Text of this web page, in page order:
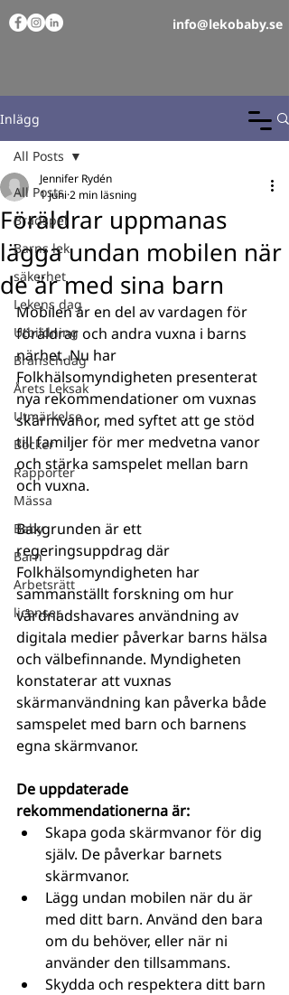
info@lekobaby.se
Inlägg
All Posts
Brädspel
Barns lek
säkerhet
Lekens dag
Utbildning
Branschdag
Årets Leksak
Utmärkelse
Böcker
Rapporter
Mässa
Baby
Barn
Arbetsrätt
licenser
All Posts
Föräldrar uppmanas
lägga undan mobilen när
de är med sina barn
Jennifer Rydén
1 juni 2 min läsning
Mobilen är en del av vardagen för
föräldrar och andra vuxna i barns
närhet. Nu har
Folkhälsomyndigheten presenterat
nya rekommendationer om vuxnas
skärmvanor, med syftet att ge stöd
till familjer för mer medvetna vanor
och stärka samspelet mellan barn
och vuxna.
Bakgrunden är ett
regeringsuppdrag där
Folkhälsomyndigheten har
sammanställt forskning om hur
vårdnadshavares användning av
digitala medier påverkar barns hälsa
och välbefinnande. Myndigheten
konstaterar att vuxnas
skärmanvändning kan påverka både
samspelet med barn och barnens
egna skärmvanor.
De uppdaterade
rekommendationerna är:
Skapa goda skärmvanor för dig
själv. De påverkar barnets
skärmvanor.
Lägg undan mobilen när du är
med ditt barn. Använd den bara
om du behöver, eller när ni
använder den tillsammans.
Skydda och respektera ditt barn